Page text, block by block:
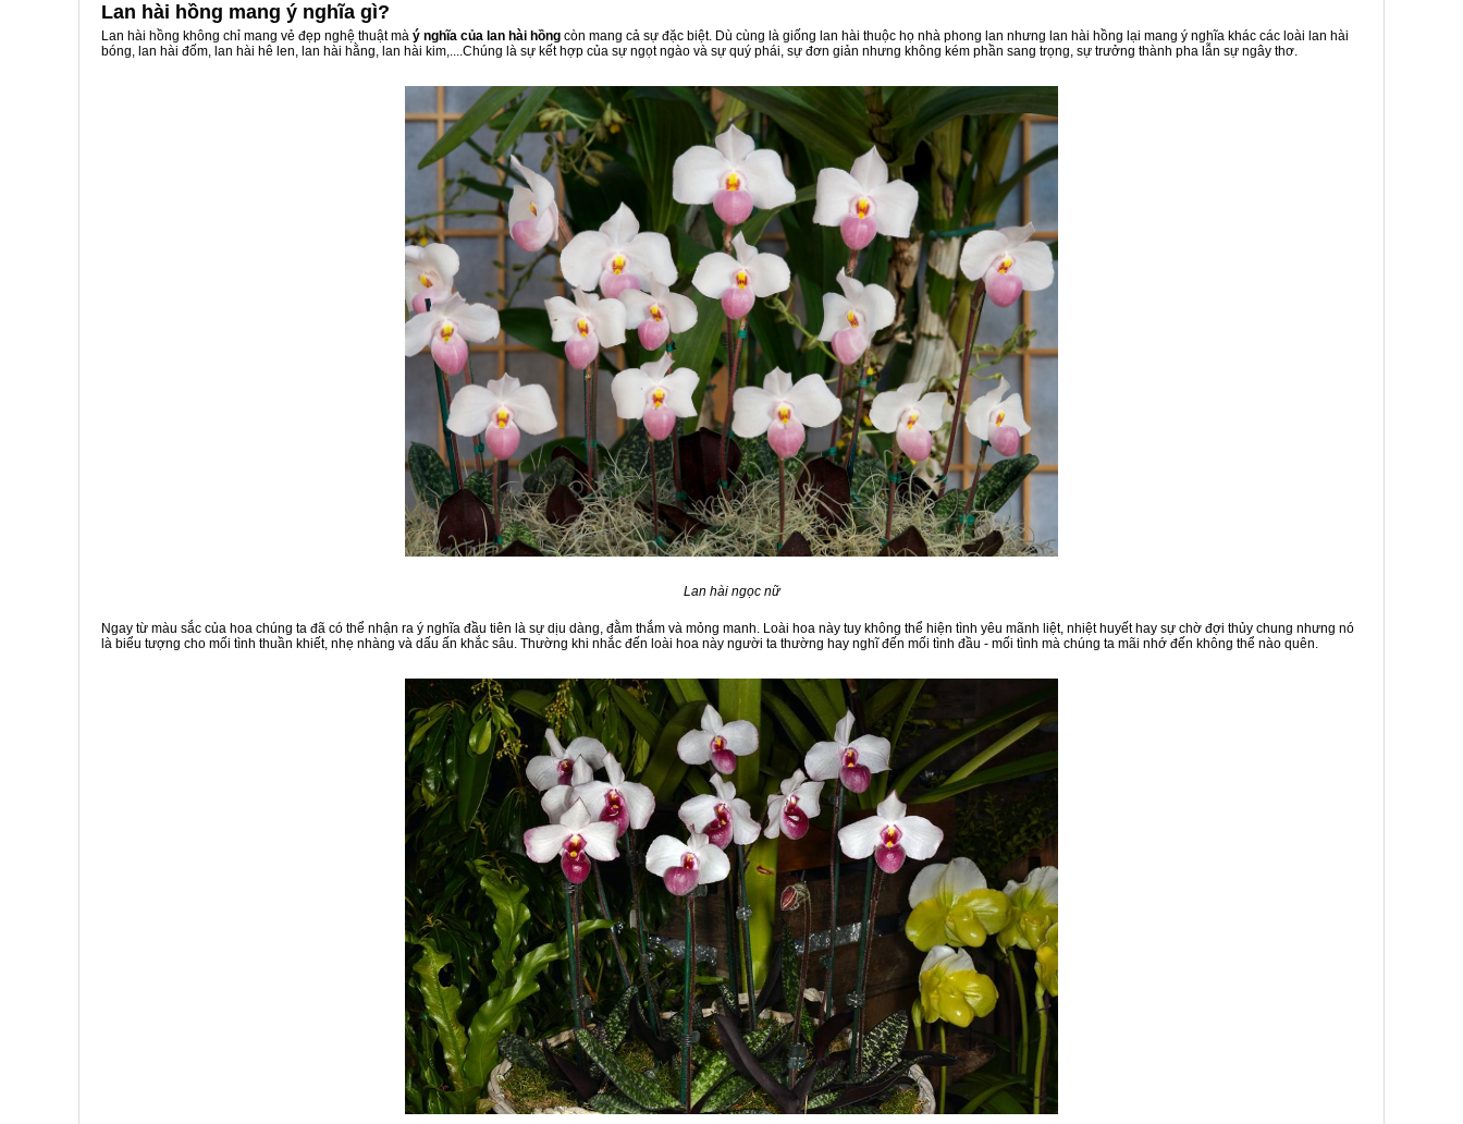
Lan hài hồng mang ý nghĩa gì?
Lan hài hồng không chỉ mang vẻ đẹp nghệ thuật mà ý nghĩa của lan hài hồng còn mang cả sự đặc biệt. Dù cùng là giống lan hài thuộc họ nhà phong lan nhưng lan hài hồng lại mang ý nghĩa khác các loài lan hài
bóng, lan hài đốm, lan hài hê len, lan hài hằng, lan hài kim,....Chúng là sự kết hợp của sự ngọt ngào và sự quý phái, sự đơn giản nhưng không kém phần sang trọng, sự trưởng thành pha lẫn sự ngây thơ.
Lan hài ngọc nữ
Ngay từ màu sắc của hoa chúng ta đã có thể nhận ra ý nghĩa đầu tiên là sự dịu dàng, đằm thắm và mỏng manh. Loài hoa này tuy không thể hiện tình yêu mãnh liệt, nhiệt huyết hay sự chờ đợi thủy chung nhưng nó
là biểu tượng cho mối tình thuần khiết, nhẹ nhàng và dấu ấn khắc sâu. Thường khi nhắc đến loài hoa này người ta thường hay nghĩ đến mối tình đầu - mối tình mà chúng ta mãi nhớ đến không thể nào quên.